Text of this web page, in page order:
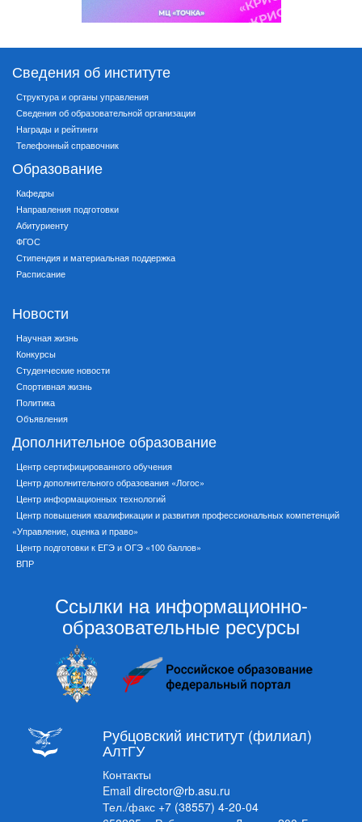
Сведения об институте
Структура и органы управления
Сведения об образовательной организации
Награды и рейтинги
Телефонный справочник
Образование
Кафедры
Направления подготовки
Абитуриенту
ФГОС
Стипендия и материальная поддержка
Расписание
Новости
Научная жизнь
Конкурсы
Студенческие новости
Спортивная жизнь
Политика
Объявления
Дополнительное образование
Центр сертифицированного обучения
Центр дополнительного образования «Логос»
Центр информационных технологий
Центр повышения квалификации и развития профессиональных компетенций
«Управление, оценка и право»
Центр подготовки к ЕГЭ и ОГЭ «100 баллов»
ВПР
Ссылки на информационно-
образовательные ресурсы
Рубцовский институт (филиал)
АлтГУ
Контакты
Email director@rb.asu.ru
Тел./факс +7 (38557) 4-20-04